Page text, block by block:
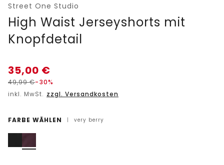
Street One Studio
High Waist Jerseyshorts mit
Knopfdetail
35,00 €
49,99€-30%
inkl. MwSt. zzgl. Versandkosten
FARBE WÄHLEN | very berry